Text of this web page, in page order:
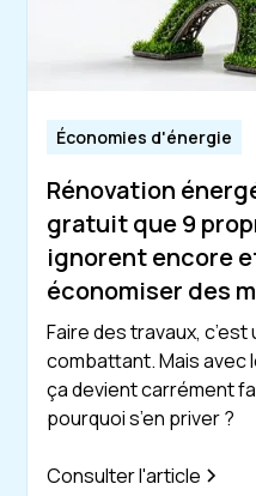
Économies d'énergie
Rénovation
gratuit que 9
ignorent encore
économiser des
Faire des travaux,
combattant. Mais avec
ça devient carrément
pourquoi s’en priver ?
Consulter l'article